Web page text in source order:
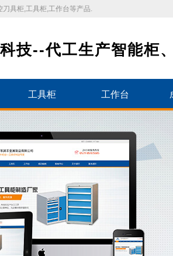
具柜,工具柜,工作台等产品.
技--代工生产智能柜
工具柜 工作台